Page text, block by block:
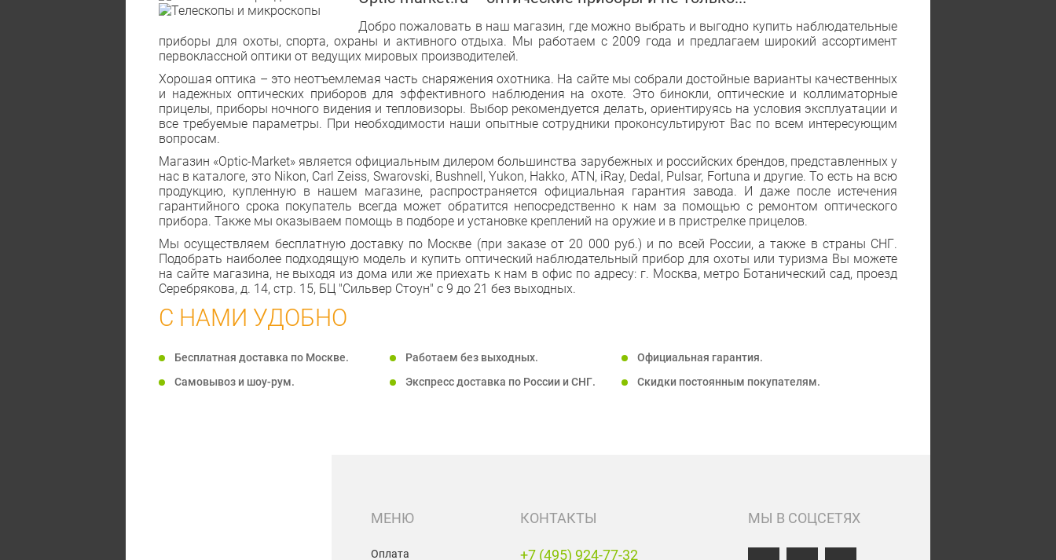
Добро пожаловать в наш магазин, где можно выбрать и выгодно купить наблюдательные
приборы для охоты, спорта, охраны и активного отдыха. Мы работаем с 2009 года и предлагаем широкий ассортимент
первоклассной оптики от ведущих мировых производителей.
Хорошая оптика – это неотъемлемая часть снаряжения охотника. На сайте мы собрали достойные варианты качественных
и надежных оптических приборов для эффективного наблюдения на охоте. Это бинокли, оптические и коллиматорные
прицелы, приборы ночного видения и тепловизоры. Выбор рекомендуется делать, ориентируясь на условия эксплуатации и
все требуемые параметры. При необходимости наши опытные сотрудники проконсультируют Вас по всем интересующим
вопросам.
Магазин «Optic-Market» является официальным дилером большинства зарубежных и российских брендов, представленных у
нас в каталоге, это Nikon, Carl Zeiss, Swarovski, Bushnell, Yukon, Hakko, ATN, iRay, Dedal, Pulsar, Fortuna и другие. То есть на всю
продукцию, купленную в нашем магазине, распространяется официальная гарантия завода. И даже после истечения
гарантийного срока покупатель всегда может обратится непосредственно к нам за помощью с ремонтом оптического
прибора. Также мы оказываем помощь в подборе и установке креплений на оружие и в пристрелке прицелов.
Мы осуществляем бесплатную доставку по Москве (при заказе от 20 000 руб.) и по всей России, а также в страны СНГ.
Подобрать наиболее подходящую модель и купить оптический наблюдательный прибор для охоты или туризма Вы можете
на сайте магазина, не выходя из дома или же приехать к нам в офис по адресу: г. Москва, метро Ботанический сад, проезд
Серебрякова, д. 14, стр. 15, БЦ "Сильвер Стоун" с 9 до 21 без выходных.
С НАМИ УДОБНО
Бесплатная доставка по Москве. Работаем без выходных.
Официальная гарантия.
Самовывоз и шоу-рум.
Экспресс доставка по России и СНГ. Скидки постоянным покупателям.
Оплата +7 (495) 924-77-32